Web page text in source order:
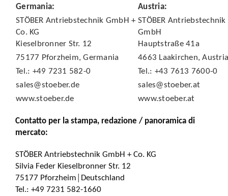
Germania:
Austria:
STÖBER Antriebstechnik GmbH +
Co. KG
Kieselbronner Str. 12
STÖBER Antriebstechnik
GmbH
Hauptstraße 41a
75177 Pforzheim, Germania
4663 Laakirchen,
Tel.: +49 7231 582-0
Tel.: +43 7613 7600-0
sales@stoeber.de
sales@stoeber.at
www.stoeber.de
www.stoeber.at
Contatto per la stampa, redazione / panoramica di
mercato:
STÖBER Antriebstechnik GmbH + Co. KG
Silvia Feder Kieselbronner Str. 12
75177 Pforzheim│Deutschland
Tel.: +49 7231 582-1660